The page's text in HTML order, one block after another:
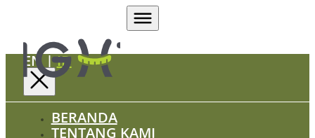
EN|ID
BERANDA
TENTANG KAMI